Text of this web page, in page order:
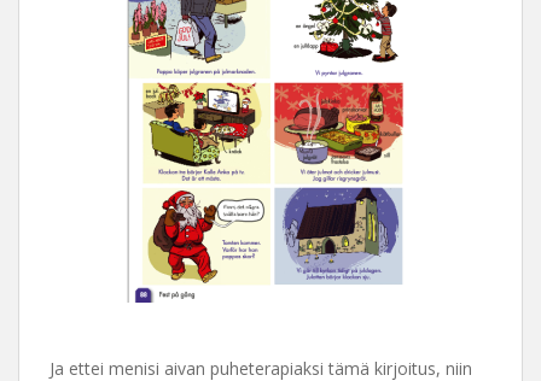
Ja ettei menisi aivan puheterapiaksi tämä kirjoitus, niin